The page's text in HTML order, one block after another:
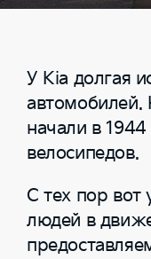
У Kia долгая
начали в 1944
велосипедов.
С тех пор
людей в